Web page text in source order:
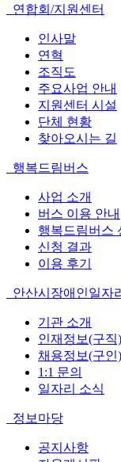
연합회/지원센터
인사말
연혁
조직도
주요사업 안내
지원센터 시설
단체 현황
찾아오시는 길
행복드림버스
사업 소개
버스 이용 안내
행복드림버스
신청 결과
이용 후기
안산시장애인일자
기관 소개
인재정보(구직)
채용정보(구인)
1:1 문의
일자리 소식
정보마당
공지사항